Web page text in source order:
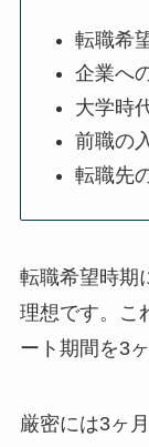
転職希
企業へ
大学時
前職の
転職先
転職希望時期
理想です。こ
ート期間を3
厳密には3ヶ